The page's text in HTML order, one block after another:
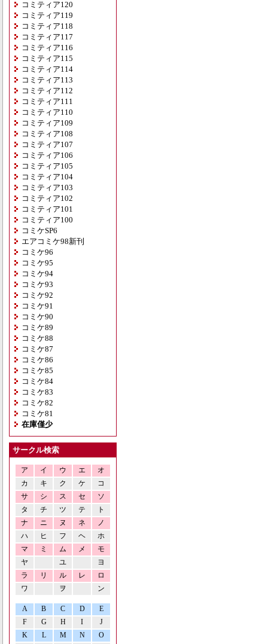
コミティア120
コミティア119
コミティア118
コミティア117
コミティア116
コミティア115
コミティア114
コミティア113
コミティア112
コミティア111
コミティア110
コミティア109
コミティア108
コミティア107
コミティア106
コミティア105
コミティア104
コミティア103
コミティア102
コミティア101
コミティア100
コミケSP6
エアコミケ98新刊
コミケ96
コミケ95
コミケ94
コミケ93
コミケ92
コミケ91
コミケ90
コミケ89
コミケ88
コミケ87
コミケ86
コミケ85
コミケ84
コミケ83
コミケ82
コミケ81
在庫僅少
サークル検索
ア イ ウ エ
オ
カ
キ ク ケ
コ
サ
シ ス セ
ソ
タ
チ ツ テ
ト
ナ
ニ ヌ ネ
ノ
ハ
ヒ フ ヘ
ホ
マ
ミ ム メ
モ
ヤ
ユ
ヨ
ラ
リ ル レ
ロ
ワ
ヲ ン
A B C D
E
F
G H I
J
K
L M N O